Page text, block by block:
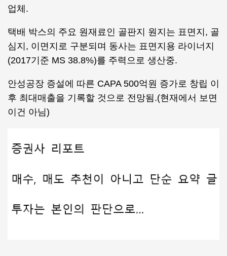
업체.
택배 박스의 주요 원재료인 골판지 원지는 표면지, 골
심지, 이면지로 구분되며 동사는 표면지용 라이너지
(2017기준 MS 38.8%)를 주력으로 생산중.
안성공장 증설에 따른 CAPA 500억원 증가로 창립 이
후 최대매출을 기록할 것으로 전망됨.(현재에서 보면
이건 아님)